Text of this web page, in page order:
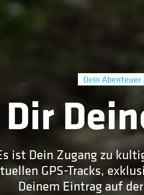
Dein Abenteuer
ist Dein Zugang zu
GPS-Tracks,
Deinem Eintrag auf